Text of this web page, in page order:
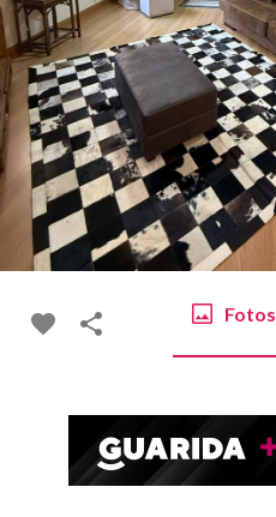
Fotos